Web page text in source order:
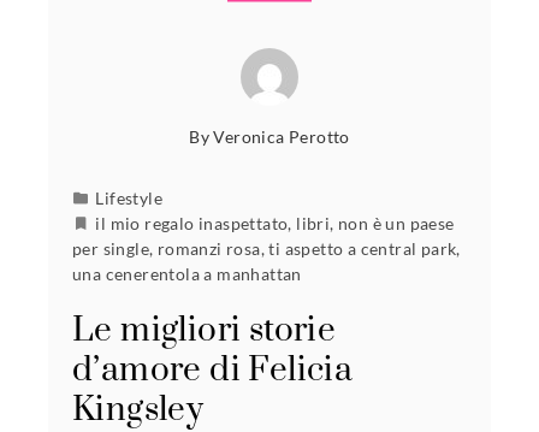
ByVeronica Perotto
Lifestyle
il mio regalo inaspettato, libri, non è un paese
per single, romanzi rosa,ti aspetto a central park,
una cenerentola a manhattan
Le migliori storie
d’amore di Felicia
Kingsley